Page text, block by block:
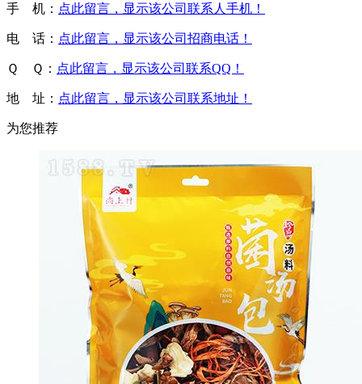
手 机： 点此留言，显示该公司联系人手机！
电 话： 点此留言，显示该公司招商电话！
Ｑ Ｑ： 点此留言，显示该公司联系QQ！
地 址： 点此留言，显示该公司联系地址！
为您推荐